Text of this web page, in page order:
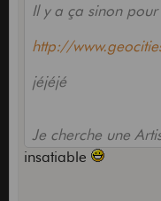
Il y a ça sinon
http://
jéjéjé
Je cherche une
insatiable